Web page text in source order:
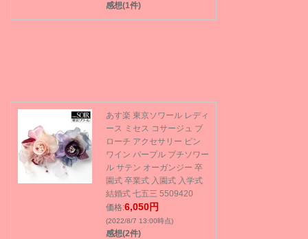
感想(1件)
あす楽 東京ソワール レディ
ース ミセス コサージュ ブ
ローチ アクセサリー ピン
ワイン パープル プチソワー
ル サテン オーガンジー 卒
園式 卒業式 入園式 入学式
結婚式 七五三 5509420
価格:6,050円
(2022/8/7 13:00時点)
感想(2件)